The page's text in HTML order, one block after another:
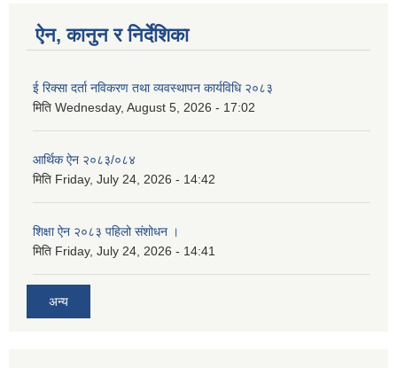
ऐन, कानुन र निर्देशिका
ई रिक्सा दर्ता नविकरण तथा व्यवस्थापन कार्यविधि २०८३
मिति Wednesday, August 5, 2026 - 17:02
आर्थिक ऐन २०८३/०८४
मिति Friday, July 24, 2026 - 14:42
शिक्षा ऐन २०८३ पहिलो संशोधन ।
मिति Friday, July 24, 2026 - 14:41
अन्य